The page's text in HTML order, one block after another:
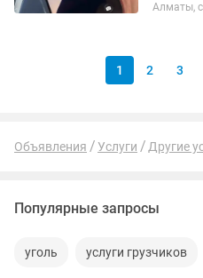
6. 4-5G
Алматы,
1 2 3
Объявления Услуги Другие
Популярные запросы
уголь услуги грузчиков